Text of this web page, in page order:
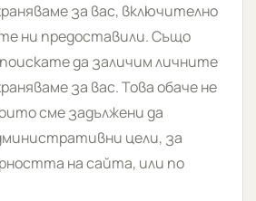
за вас, включително
ни предоставили. Също
да заличим личните
за вас. Това обаче не
сме задължени да
цели, за
на сайта, или по